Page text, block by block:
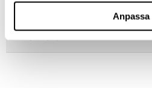
Anpassa
FRÅGA OM PRODUKT